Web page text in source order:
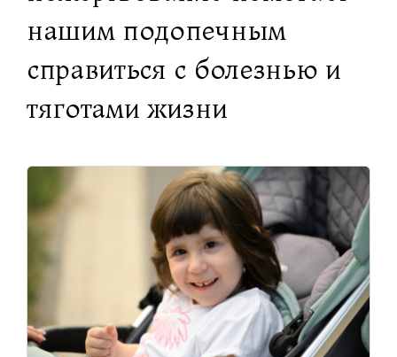
нашим подопечным
справиться с болезнью и
тяготами жизни